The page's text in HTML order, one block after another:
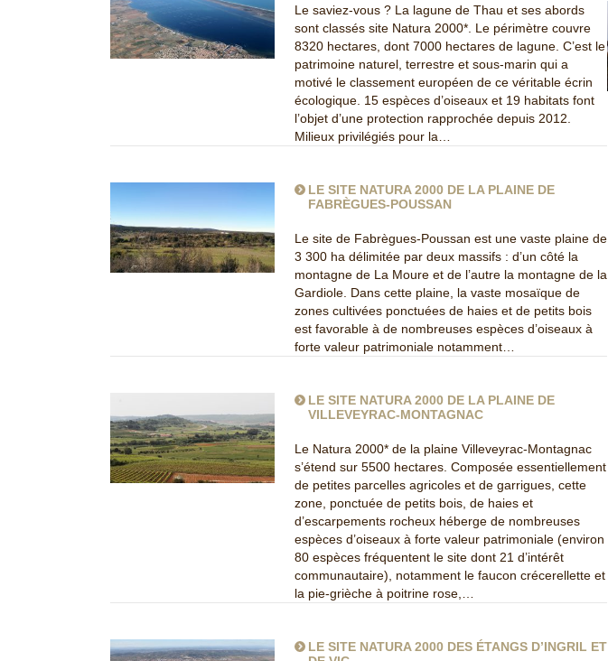
Le saviez-vous ? La lagune de Thau et ses abords
sont classés site Natura 2000*. Le périmètre couvre
8320 hectares, dont 7000 hectares de lagune. C’est le
patrimoine naturel, terrestre et sous-marin qui a
motivé le classement européen de ce véritable écrin
écologique. 15 espèces d’oiseaux et 19 habitats font
l’objet d’une protection rapprochée depuis 2012.
Milieux privilégiés pour la…
LE SITE NATURA 2000 DE LA PLAINE DE
FABRÈGUES-POUSSAN
Le site de Fabrègues-Poussan est une vaste plaine de
3 300 ha délimitée par deux massifs : d’un côté la
montagne de La Moure et de l’autre la montagne de la
Gardiole. Dans cette plaine, la vaste mosaïque de
zones cultivées ponctuées de haies et de petits bois
est favorable à de nombreuses espèces d’oiseaux à
forte valeur patrimoniale notamment…
LE SITE NATURA 2000 DE LA PLAINE DE
VILLEVEYRAC-MONTAGNAC
Le Natura 2000* de la plaine Villeveyrac-Montagnac
s’étend sur 5500 hectares. Composée essentiellement
de petites parcelles agricoles et de garrigues, cette
zone, ponctuée de petits bois, de haies et
d’escarpements rocheux héberge de nombreuses
espèces d’oiseaux à forte valeur patrimoniale (environ
80 espèces fréquentent le site dont 21 d’intérêt
communautaire), notamment le faucon crécerellette et
la pie-grièche à poitrine rose,…
LE SITE NATURA 2000 DES ÉTANGS D’INGRIL ET